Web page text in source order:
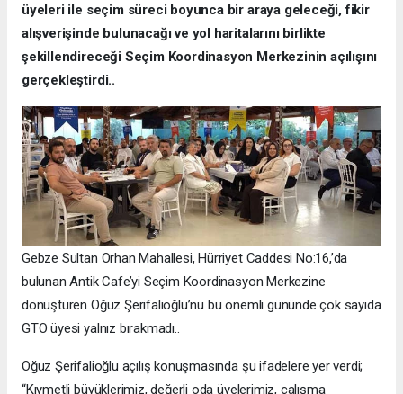
üyeleri ile seçim süreci boyunca bir araya geleceği, fikir
alışverişinde bulunacağı ve yol haritalarını birlikte
şekillendireceği Seçim Koordinasyon Merkezinin açılışını
gerçekleştirdi..
Gebze Sultan Orhan Mahallesi, Hürriyet Caddesi No:16,’da
bulunan Antik Cafe’yi Seçim Koordinasyon Merkezine
dönüştüren Oğuz Şerifalioğlu’nu bu önemli gününde çok sayıda
GTO üyesi yalnız bırakmadı..
Oğuz Şerifalioğlu açılış konuşmasında şu ifadelere yer verdi;
“Kıymetli büyüklerimiz, değerli oda üyelerimiz, çalışma